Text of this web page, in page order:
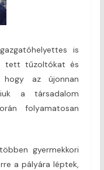
is
tett tűzoltókat és
az újonnan
a társadalom
folyamatosan
gyermekkori
a pályára léptek,